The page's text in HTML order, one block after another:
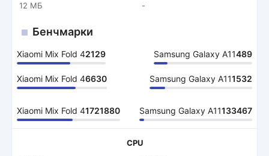
12 МБ
-
Бенчмарки
Xiaomi Mix Fold 42129 Samsung Galaxy A11489
Xiaomi Mix Fold 46630 Samsung Galaxy A111532
Xiaomi Mix Fold 41721880 Samsung Galaxy A11133467
CPU